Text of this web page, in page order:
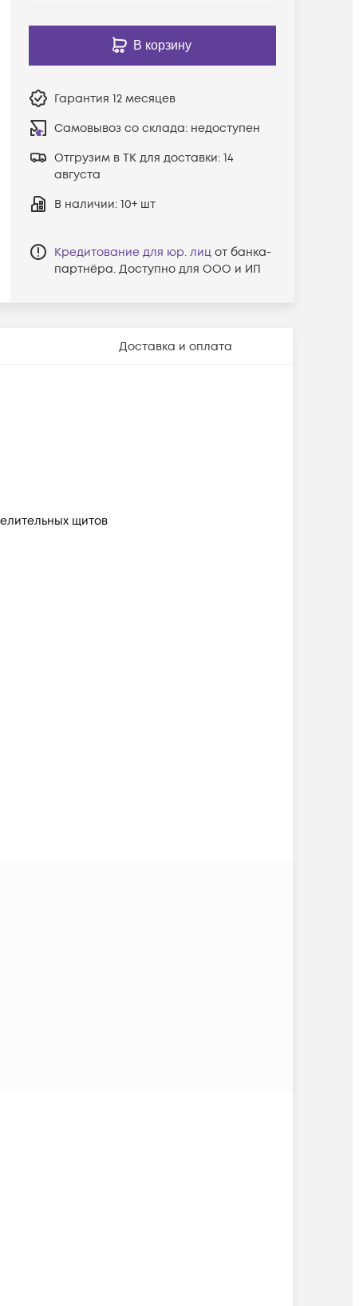
В корзину
Гарантия 12 месяцев
Самовывоз со склада: недоступен
Отгрузим в ТК для доставки: 14
августа
В наличии: 10+ шт
Кредитование для юр. лиц от банка-
партнёра. Доступно для ООО и ИП
Доставка и оплата
щитов